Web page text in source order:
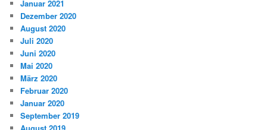
Januar 2021
Dezember 2020
August 2020
Juli 2020
Juni 2020
Mai 2020
März 2020
Februar 2020
Januar 2020
September 2019